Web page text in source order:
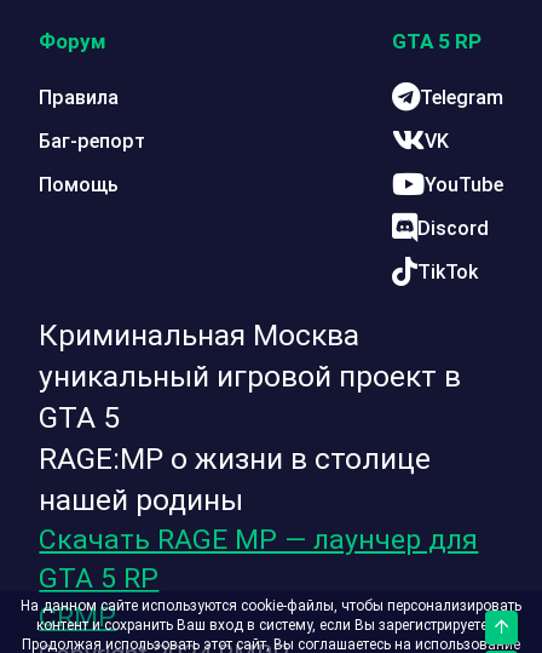
Криминальная Москва
уникальный игровой проект в
GTA 5
RAGE:MP о жизни в столице
нашей родины
Скачать RAGE MP — лаунчер для
GTA 5 RP
CRMP
Форум
Правила
Баг-репорт
Помощь
GTA 5 RP
Telegram
VK
YouTube
Discord
TikTok
На данном сайте используются cookie-файлы, чтобы персонализировать
контент и сохранить Ваш вход в систему, если Вы зарегистрируетесь.
Продолжая использовать этот сайт, Вы соглашаетесь на использование
Верх